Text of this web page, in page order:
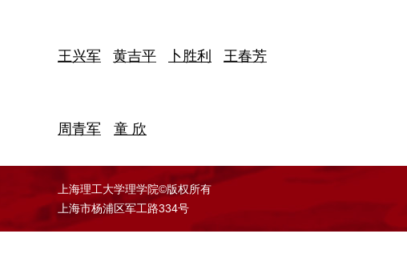
王兴军 黄吉平 卜胜利 王春芳
周青军 童 欣
上海理工大学理学院©版权所有
上海市杨浦区军工路334号